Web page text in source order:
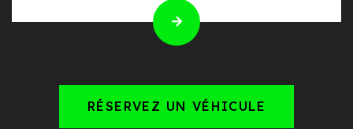
RÉSERVEZ UN VÉHICULE